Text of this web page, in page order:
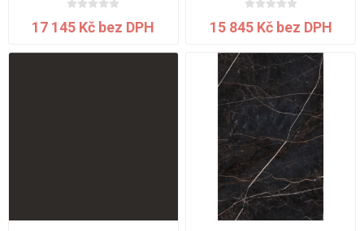
17 145 Kč bez DPH 15 845 Kč bez DPH